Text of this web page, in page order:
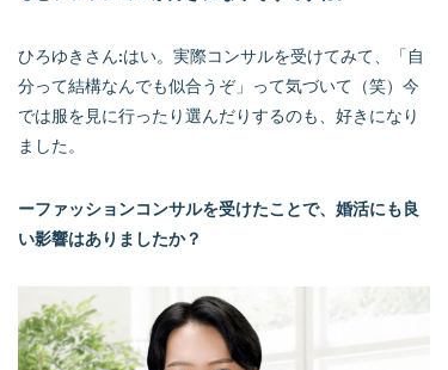
ひろゆきさん:はい。実際コンサルを受けてみて、「自
分って結構なんでも似合うぞ」って気づいて（笑）今
では服を見に行ったり選んだりするのも、好きになり
ました。
ーファッションコンサルを受けたことで、婚活にも良
い影響はありましたか？